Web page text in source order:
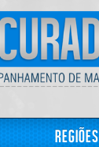
Regiões